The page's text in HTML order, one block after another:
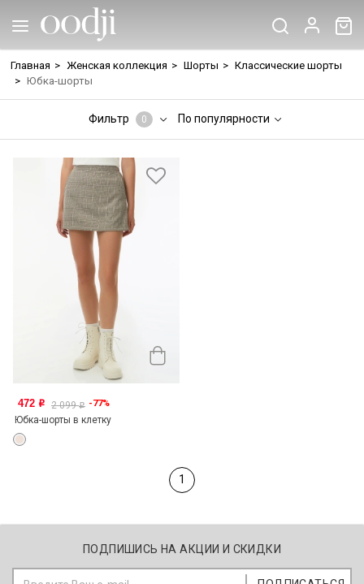
Главная > Женская коллекция > Шорты > Классические шорты
> Юбка-шорты
Фильтр 0 По популярности
472 o 2 099o -77%
Юбка-шорты в клетку
1
ПОДПИШИСЬ НА АКЦИИ И СКИДКИ